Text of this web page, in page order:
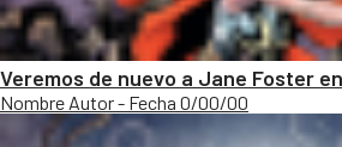
Veremos de nuevo a Jane Foster
Nombre Autor - Fecha 0/00/00